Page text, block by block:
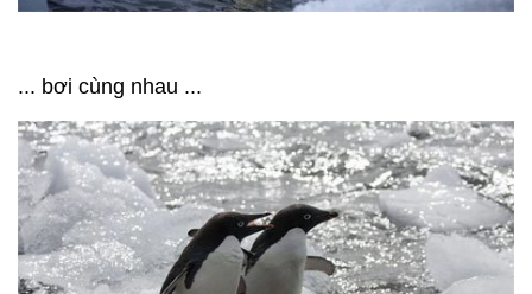
... bơi cùng nhau ...